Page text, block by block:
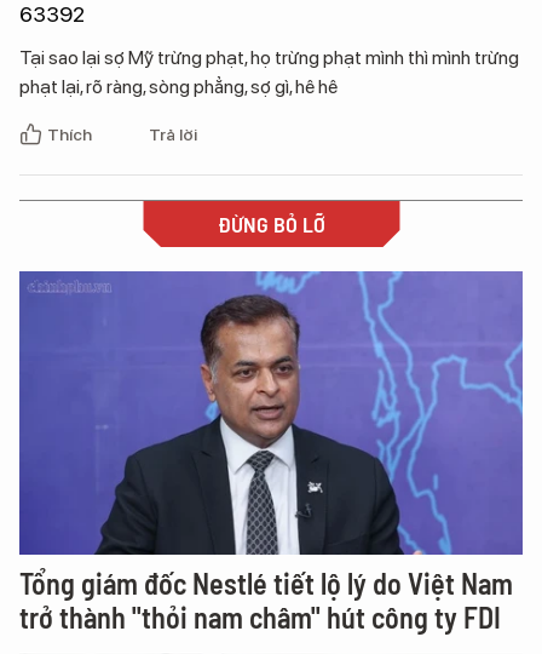
63392
Tại sao lại sợ Mỹ trừng phạt, họ trừng phạt mình thì mình trừng
phạt lại, rõ ràng, sòng phẳng, sợ gì, hê hê
Thích Trả lời
ĐỪNG BỎ LỠ
Tổng giám đốc Nestlé tiết lộ lý do Việt Nam
trở thành "thỏi nam châm" hút công ty FDI